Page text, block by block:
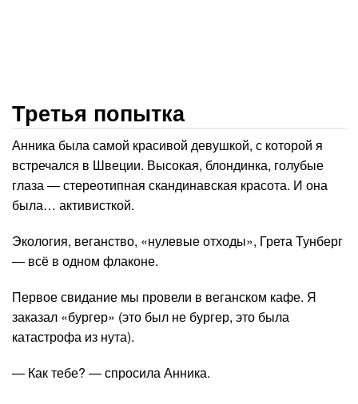
Третья попытка
Анника была самой красивой девушкой, с которой я
встречался в Швеции. Высокая, блондинка, голубые
глаза — стереотипная скандинавская красота. И она
была… активисткой.
Экология, веганство, «нулевые отходы», Грета Тунберг
— всё в одном флаконе.
Первое свидание мы провели в веганском кафе. Я
заказал «бургер» (это был не бургер, это была
катастрофа из нута).
— Как тебе? — спросила Анника.